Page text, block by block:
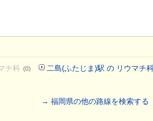
チ科 (0)
二島(ふたじま)駅 の リウマチ
→ 福岡県の他の路線を検索する